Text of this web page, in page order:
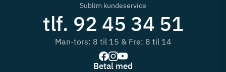
Sublim kundeservice
tlf. 92 45 34 51
Man-tors: 8 til 15 & Fre: 8 til 14
Betal med